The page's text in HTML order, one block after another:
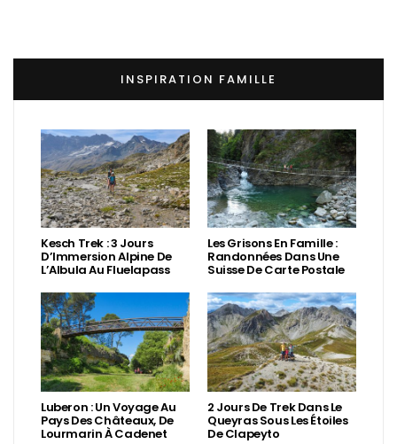
INSPIRATION FAMILLE
Kesch Trek : 3 Jours
D’Immersion Alpine De
L’Albula Au Fluelapass
Les Grisons En Famille :
Randonnées Dans Une
Suisse De Carte Postale
Luberon : Un Voyage Au
Pays Des Châteaux, De
Lourmarin À Cadenet
2 Jours De Trek Dans Le
Queyras Sous Les Étoiles
De Clapeyto